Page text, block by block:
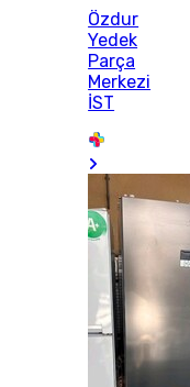
Özdur
Yedek
Parça
Merkezi
İST